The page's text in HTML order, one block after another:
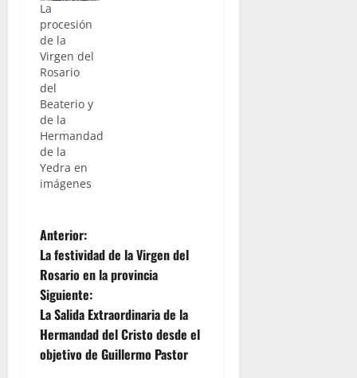
La
procesión
de la
Virgen del
Rosario
del
Beaterio y
de la
Hermandad
de la
Yedra en
imágenes
N
a
v
e
Anterior:
La festividad de la Virgen del
Rosario en la provincia
Siguiente:
La Salida Extraordinaria de la
Hermandad del Cristo desde el
objetivo de Guillermo Pastor